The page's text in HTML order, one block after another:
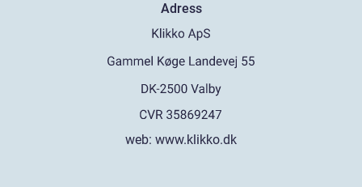
Adress
web: www.klikko.dk